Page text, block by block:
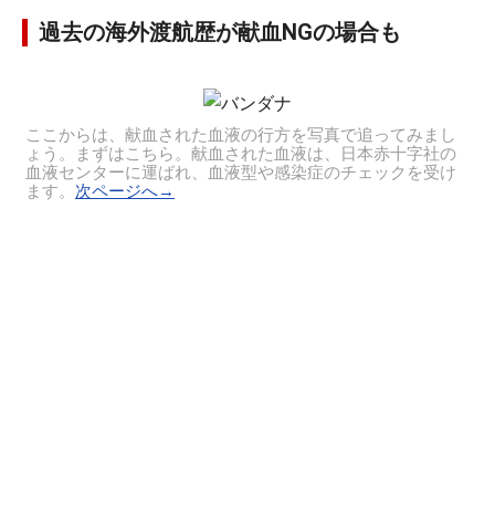
過去の海外渡航歴が献血NGの場合も
ここからは、献血された血液の行方を写真で追ってみまし
ょう。まずはこちら。献血された血液は、日本赤十字社の
血液センターに運ばれ、血液型や感染症のチェックを受け
ます。 次ページへ→